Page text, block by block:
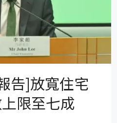
告]放寬住宅
限至七成